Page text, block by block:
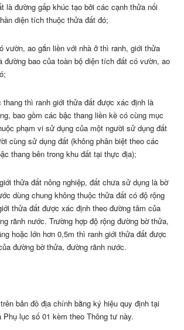
là đường gấp khúc tạo bởi các cạnh thửa nối
diện tích thuộc thửa đất đó;
vườn, ao gắn liền với nhà ở thì ranh, giới thửa
đường bao của toàn bộ diện tích đất có vườn, ao
thang thì ranh giới thửa đất được xác định là
bao gồm các bậc thang liền kề có cùng mục
phạm vi sử dụng của một người sử dụng đất
cùng sử dụng đất (không phân biệt theo các
thang bên trong khu đất tại thực địa);
thửa đất nông nghiệp, đất chưa sử dụng là bờ
dùng chung không thuộc thửa đất có độ rộng
thửa đất được xác định theo đường tâm của
rãnh nước. Trường hợp độ rộng đường bờ thửa,
hoặc lớn hơn 0,5m thì ranh giới thửa đất được
đường bờ thửa, đường rãnh nước.
bản đồ địa chính bằng ký hiệu quy định tại
lục số 01 kèm theo Thông tư này.